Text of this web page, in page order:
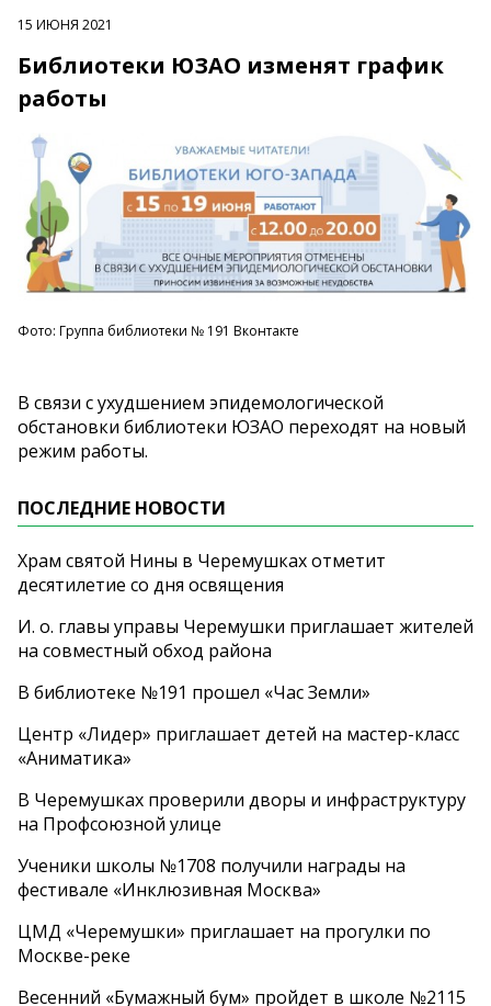
15 ИЮНЯ 2021
Библиотеки ЮЗАО изменят график
работы
Фото: Группа библиотеки № 191 Вконтакте
В связи с ухудшением эпидемологической
обстановки библиотеки ЮЗАО переходят на новый
режим работы.
ПОСЛЕДНИЕ НОВОСТИ
Храм святой Нины в Черемушках отметит
десятилетие со дня освящения
И. о. главы управы Черемушки приглашает жителей
на совместный обход района
В библиотеке №191 прошел «Час Земли»
Центр «Лидер» приглашает детей на мастер-класс
«Аниматика»
В Черемушках проверили дворы и инфраструктуру
на Профсоюзной улице
Ученики школы №1708 получили награды на
фестивале «Инклюзивная Москва»
ЦМД «Черемушки» приглашает на прогулки по
Москве-реке
Весенний «Бумажный бум» пройдет в школе №2115